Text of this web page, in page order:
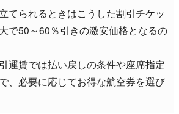
てられるときはこうした割引チケッ
で50～60％引きの激安価格となるの
運賃では払い戻しの条件や座席指定
、必要に応じてお得な航空券を選び